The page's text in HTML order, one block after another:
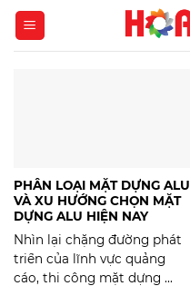
Skip
content
PHÂN LOẠI MẶT DỰNG ALU
VÀ XU HƯỚNG CHỌN MẶT
DỰNG ALU HIỆN NAY
Nhìn lại chặng đường phát
triển của lĩnh vực quảng
cáo, thi công mặt dựng ...